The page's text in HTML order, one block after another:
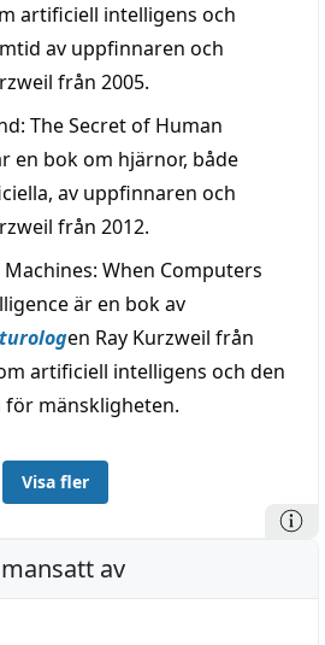
artificiell intelligens och
av uppfinnaren och
från 2005.
The Secret of Human
en bok om hjärnor, både
av uppfinnaren och
från 2012.
When Computers
är en bok av
en Ray Kurzweil från
artificiell intelligens och den
mänskligheten.
Visa fler
av